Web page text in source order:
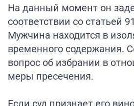
На данный момент он
соответствии со статьей
Мужчина находится в
временного содержания.
вопрос об избрании в
меры пресечения.
Если суд признает его